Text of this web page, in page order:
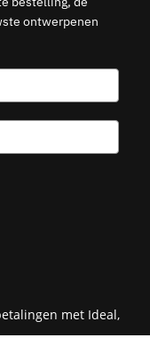
ontwerpenen
met Ideal,